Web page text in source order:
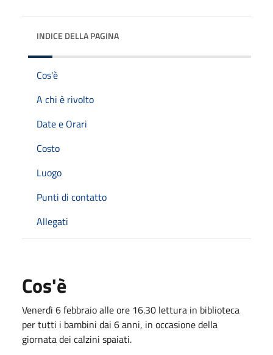
INDICE DELLA PAGINA
Cos'è
A chi è rivolto
Date e Orari
Costo
Luogo
Punti di contatto
Allegati
Cos'è
Venerdì 6 febbraio alle ore 16.30 lettura in biblioteca
per tutti i bambini dai 6 anni, in occasione della
giornata dei calzini spaiati.